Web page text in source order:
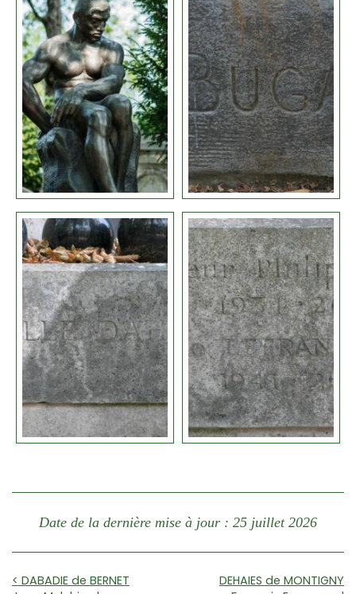
Date de la dernière mise à jour : 25 juillet 2026
< DABADIE de BERNET
DEHAIES de MONTIGNY